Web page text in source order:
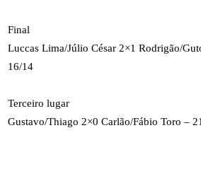
Final
Luccas Lima/Júlio César 2×1 Rodrigão/
16/14
Terceiro lugar
Gustavo/Thiago 2×0 Carlão/Fábio Toro –